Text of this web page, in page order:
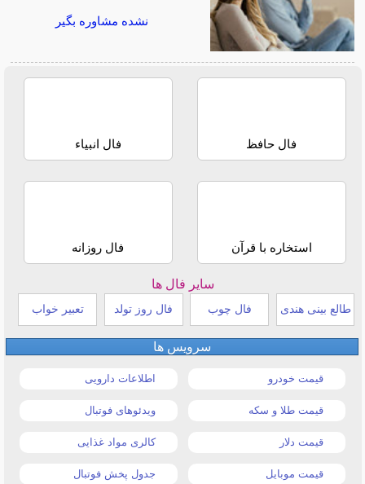
نشده مشاوره بگیر
فال حافظ فال انبیاء
استخاره با قرآن فال روزانه
سایر فال ها
طالع بینی هندی فال چوب فال روز تولد تعبیر خواب
سرویس ها
قیمت خودرو اطلاعات دارویی
قیمت طلا و سکه ویدئوهای فوتبال
قیمت دلار کالری مواد غذایی
قیمت موبایل جدول پخش فوتبال